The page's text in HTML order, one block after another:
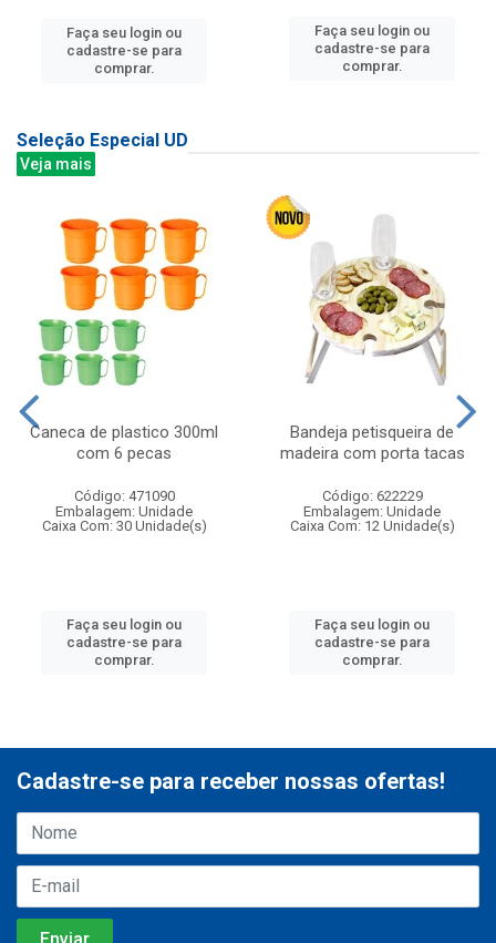
Faça seu login ou
cadastre-se para
comprar.
Faça seu login ou
cadastre-se para
comprar.
Seleção Especial UD
Veja mais
Caneca de plastico 300ml
com 6 pecas
Código: 471090
Embalagem: Unidade
Caixa Com: 30 Unidade(s)
Faça seu login ou
cadastre-se para
comprar.
Bandeja petisqueira de
madeira com porta tacas
Código: 622229
Embalagem: Unidade
Caixa Com: 12 Unidade(s)
Faça seu login ou
cadastre-se para
comprar.
Cadastre-se para receber nossas ofertas!